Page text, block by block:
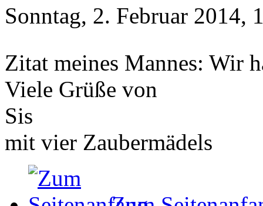
Sonntag, 2. Februar 2014,
Zitat meines Mannes: Wir
Viele Grüße von
Sis
mit vier Zaubermädels